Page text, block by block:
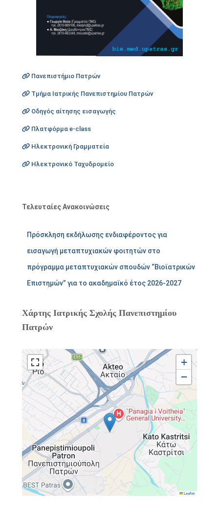
Πανεπιστήμιο Πατρών
Τμήμα Ιατρικής Πανεπιστημίου Πατρών
Οδηγός αίτησης εισαγωγής
Πλατφόρμα e-class
Ηλεκτρονική Γραμματεία
Ηλεκτρονικό Ταχυδρομείο
Τελευταίες Ανακοινώσεις
Πρόσκληση εκδήλωσης ενδιαφέροντος για
εισαγωγή μεταπτυχιακών φοιτητών στο
πρόγραμμα μεταπτυχιακών σπουδών “Βιοϊατρικών
Επιστημών” για το ακαδημαϊκό έτος 2026-2027
Χάρτης Ιατρικής Σχολής Πανεπιστημίου
Πατρών
+
−
Leaflet